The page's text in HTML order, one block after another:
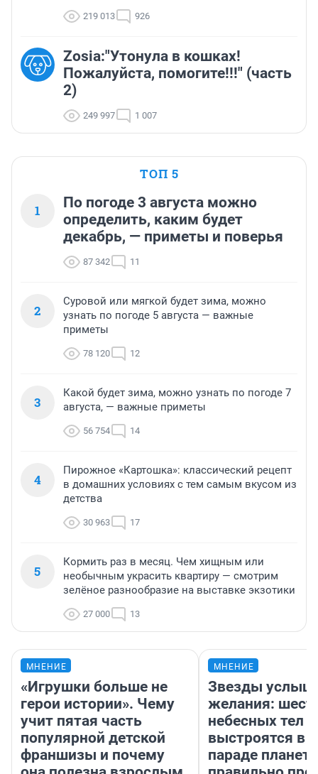
219 013 926
Zosia:"Утонула в кошках!
Пожалуйста, помогите!!!" (часть
2)
249 997 1 007
ТОП 5
1
По погоде 3 августа можно
определить, каким будет
декабрь, — приметы и поверья
87 342 11
2
Суровой или мягкой будет зима, можно
узнать по погоде 5 августа — важные
приметы
78 120 12
3
Какой будет зима, можно узнать по погоде 7
августа, — важные приметы
56 754 14
4
Пирожное «Картошка»: классический рецепт
в домашних условиях с тем самым вкусом из
детства
30 963 17
5
Кормить раз в месяц. Чем хищным или
необычным украсить квартиру — смотрим
зелёное разнообразие на выставке экзотики
27 000 13
МНЕНИЕ
«Игрушки больше не
герои истории». Чему
учит пятая часть
популярной детской
франшизы и почему
МНЕНИЕ
Звезды
желания:
небесных тел
выстроятся в
параде планет